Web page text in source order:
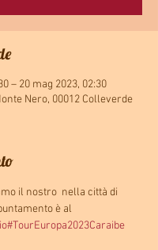
– 20 mag 2023, 02:30
Nero, 00012 Colleverde
il nostro nella città di
è al
#TourEuropa2023Caraibe